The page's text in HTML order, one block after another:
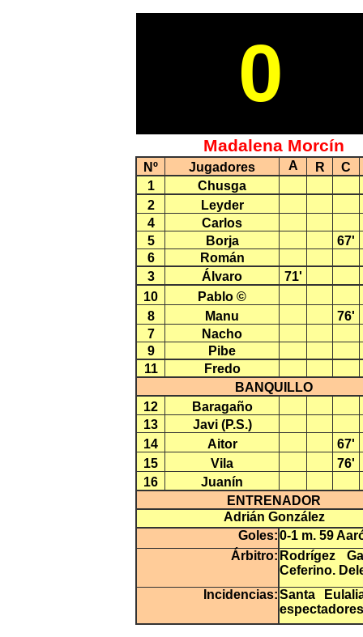
0
Madalena Morcín
Nº Jugadores A R
C
1
Chusga
2
Leyder
4
Carlos
5
Borja
67'
6
Román
3
Álvaro
71'
10
Pablo ©
8
Manu
76'
7
Nacho
9
Pibe
11
Fredo
BANQUILLO
12
Baragaño
13
Javi (P.S.)
14
Aitor
67'
15
Vila
76'
16
Juanín
ENTRENADOR
Adrián González
Goles:0-1 m. 59
Árbitro: Rodrígez
Ceferino.
Incidencias:Santa